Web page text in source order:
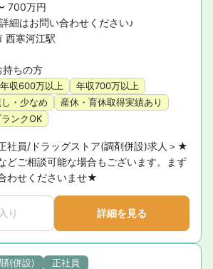
700万円
細はお問い合わせください♪
西寒河江駅
持ちの方
年収600万以上
年収700万以上
・少なめ
産休・育休取得実績あり
ランクOK
社員/ドラッグストア(調剤併設)求人＞★
どご相談可能な場合もございます。まず
わせくださいませ★
り 詳細を見る
剤併設) 正社員